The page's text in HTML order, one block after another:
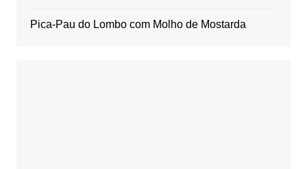
Pica-Pau do Lombo com Molho de Mostarda